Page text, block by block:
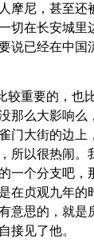
摩尼，甚至还
切在长安城里
说已经在中国
较重要的，也
那么大影响么
门大街的边上
所以很热闹。
一个分支吧，
在贞观九年的
意思的，就是
接见了他。